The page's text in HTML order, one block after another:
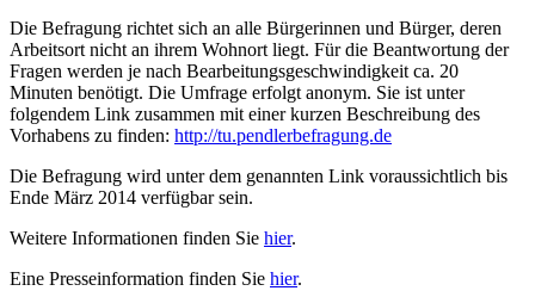
Die Befragung richtet sich an alle Bürgerinnen und Bürger, deren
Arbeitsort nicht an ihrem Wohnort liegt. Für die Beantwortung der
Fragen werden je nach Bearbeitungsgeschwindigkeit ca. 20
Minuten benötigt. Die Umfrage erfolgt anonym. Sie ist unter
folgendem Link zusammen mit einer kurzen Beschreibung des
Vorhabens zu finden: http://tu.pendlerbefragung.de
Die Befragung wird unter dem genannten Link voraussichtlich bis
Ende März 2014 verfügbar sein.
Weitere Informationen finden Sie hier.
Eine Presseinformation finden Sie hier.